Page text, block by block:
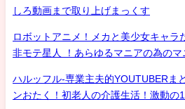
しろ動画まで取り上げまっくす
ロボットアニメ！メカと美少女キャラ
非モテ星人 ！あらゆるマニアの為のマ
ハルッフル-専業主夫的YOUTUBERま
ンおたく！初老人の介護生活！激動の